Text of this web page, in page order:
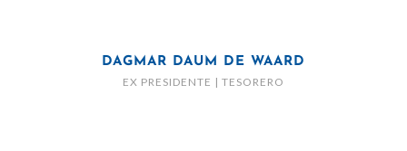
DAGMAR DAUM DE WAARD
EX PRESIDENTE | TESORERO